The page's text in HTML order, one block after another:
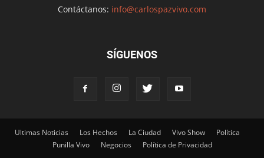
Contáctanos: info@carlospazvivo.com
SÍGUENOS
Ultimas Noticias Los Hechos La Ciudad Vivo Show
Política
Punilla Vivo
Negocios Política de Privacidad